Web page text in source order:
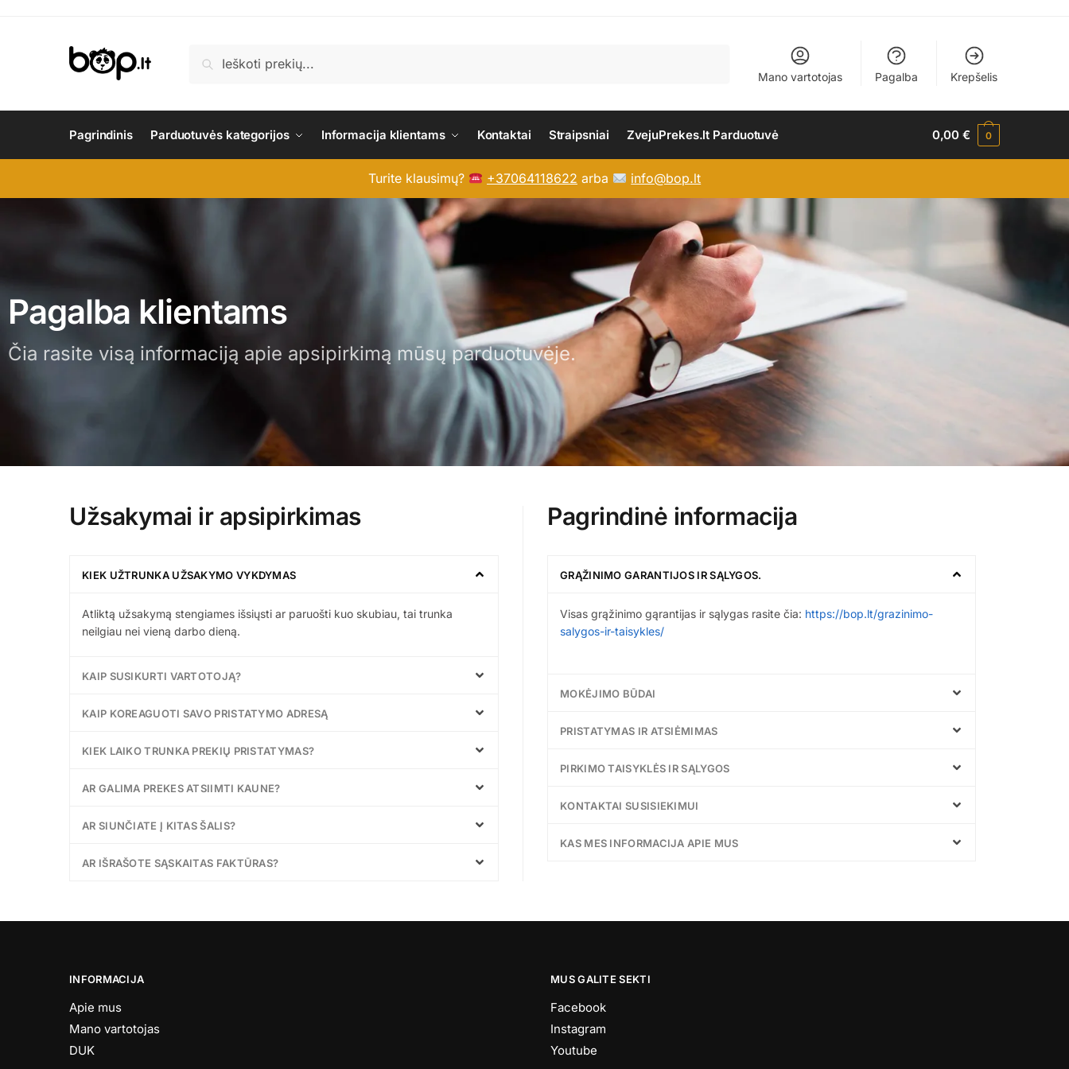
Ieškoti
Mano vartotojas Pagalba Krepšelis
Pagrindinis Parduotuvės kategorijos Informacija klientams Kontaktai Straipsniai ZvejuPrekes.lt Parduotuvė 0,00€ 0
Turite klausimų? +37064118622 arba info@bop.lt
Pagalba klientams
Čia rasite visą informaciją apie apsipirkimą mūsų parduotuvėje.
Užsakymai ir apsipirkimas
KIEK UŽTRUNKA UŽSAKYMO VYKDYMAS
Atliktą užsakymą stengiames išsiųsti ar paruošti kuo skubiau, tai trunka
neilgiau nei vieną darbo dieną.
KAIP SUSIKURTI VARTOTOJĄ?
KAIP KOREAGUOTI SAVO PRISTATYMO ADRESĄ
KIEK LAIKO TRUNKA PREKIŲ PRISTATYMAS?
AR GALIMA PREKES ATSIIMTI KAUNE?
AR SIUNČIATE Į KITAS ŠALIS?
AR IŠRAŠOTE SĄSKAITAS FAKTŪRAS?
Pagrindinė informacija
GRĄŽINIMO GARANTIJOS IR SĄLYGOS.
Visas grąžinimo gąrantijas ir sąlygas rasite čia: https://bop.lt/grazinimo-
salygos-ir-taisykles/
MOKĖJIMO BŪDAI
PRISTATYMAS IR ATSIĖMIMAS
PIRKIMO TAISYKLĖS IR SĄLYGOS
KONTAKTAI SUSISIEKIMUI
KAS MES INFORMACIJA APIE MUS
INFORMACIJA
Apie mus
Mano vartotojas
DUK
MUS GALITE SEKTI
Facebook
Instagram
Youtube